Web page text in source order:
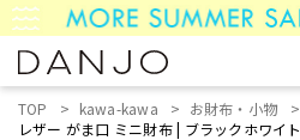
TOP kawa-kawa お財布・小物
レザー がま口 ミニ財布 | ブラックホワイト